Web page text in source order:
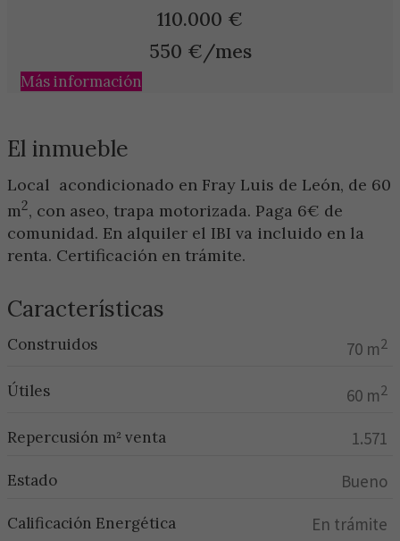
110.000 €
550 €/mes
Más información
El inmueble
Local acondicionado en Fray Luis de León, de 60
m2, con aseo, trapa motorizada. Paga 6€ de
comunidad. En alquiler el IBI va incluido en la
renta. Certificación en trámite.
Características
Construidos 70 m2
Útiles 60 m2
Repercusión m² venta 1.571
Estado Bueno
Calificación Energética En trámite